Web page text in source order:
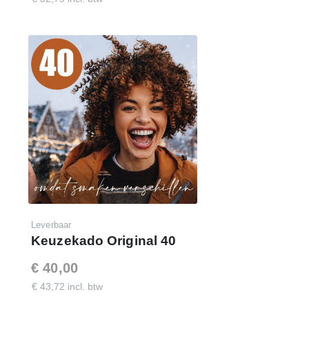
Leverbaar
Keuzekado Original 40
€ 40,00
€ 43,72 incl. btw